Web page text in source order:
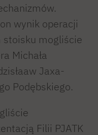
wynik operacji
stoisku mogliście
Michała
Jaxa-
Podębskiego.
Filii PJATK